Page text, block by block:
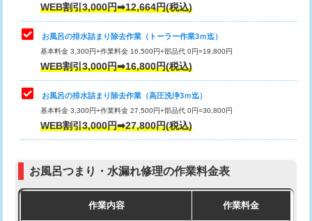
トイレ便器脱着
タンクレストイレ脱着 33,000円
小便器トイレ脱着
その他部品の脱着 8,800円～
交換・取付（タンク）
交換・取付（普通便座） 11,000円+材料費
交換・取付（温水洗浄便座） 16,500円+材料費
WEB割引3,000円➡12,664円(税込)
お風呂の排水詰まり除去作業（トーラー作業3ｍ迄）
基本料金 3,300円+作業料金 16,500円+部品代 0円=19,800円
WEB割引3,000円➡16,800円(税込)
お風呂の排水詰まり除去作業（高圧洗浄3ｍ迄）
基本料金 3,300円+作業料金 27,500円+部品代 0円=30,800円
WEB割引3,000円➡27,800円(税込)
お風呂つまり・水漏れ修理の作業料金表
作業内容 作業料金